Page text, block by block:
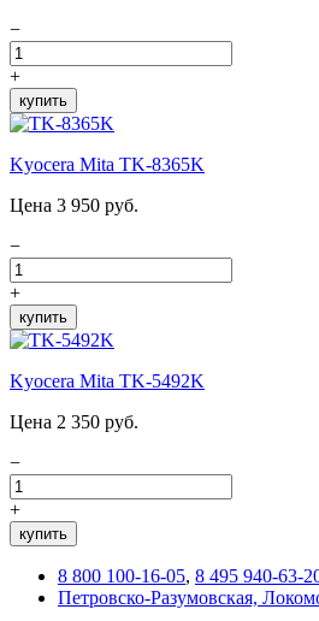
−
+
купить
Kyocera Mita TK-8365K
Цена 3 950 руб.
−
+
купить
Kyocera Mita TK-5492K
Цена 2 350 руб.
−
+
купить
8 800 100-16-05, 8 495 940-63-
Петровско-Разумовская,